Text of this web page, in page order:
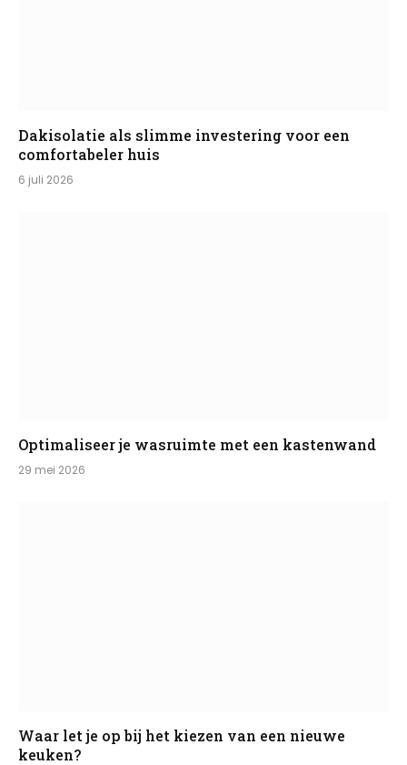
Dakisolatie als slimme investering voor een
comfortabeler huis
6 juli 2026
Optimaliseer je wasruimte met een kastenwand
29 mei 2026
Waar let je op bij het kiezen van een nieuwe
keuken?